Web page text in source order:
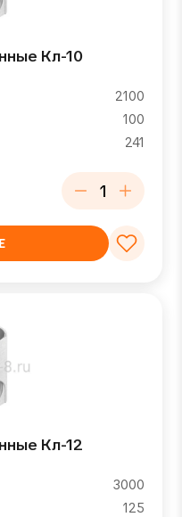
Кл-10
2100
100
241
Кл-12
3000
125